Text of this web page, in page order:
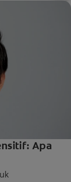
Apa